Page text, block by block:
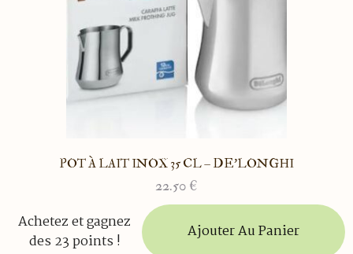
POT À LAIT INOX 35 CL – DE’LONGHI
22.50 €
Achetez et gagnez
des 23 points !
Ajouter Au Panier